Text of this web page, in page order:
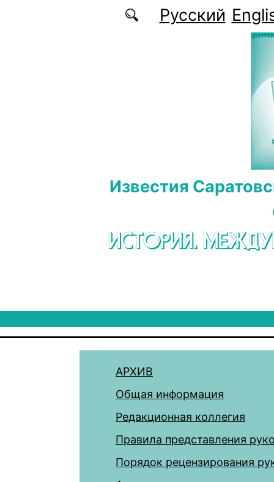
Перейти к основному содержаниюРусский
Известия
ИСТОРИЯ.
АРХИВ
Общая информация
Редакционная коллегия
Правила представления
Порядок рецензирования